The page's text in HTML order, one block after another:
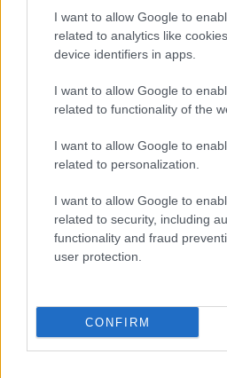
I want to allow Google to
related to analytics like
device identifiers in apps.
I want to allow Google to
related to functionality of the
I want to allow Google to
related to personalization.
I want to allow Google to
related to security, including
functionality and fraud
user protection.
CONFIRM
Dizionario dei Sogni – U
Dizionario dei Sogni – V
Dizionario dei Sogni – Z
alla Z
Smorfia
Sogni Ricorrenti
SmorfiaNapoletana.org –
Cookie